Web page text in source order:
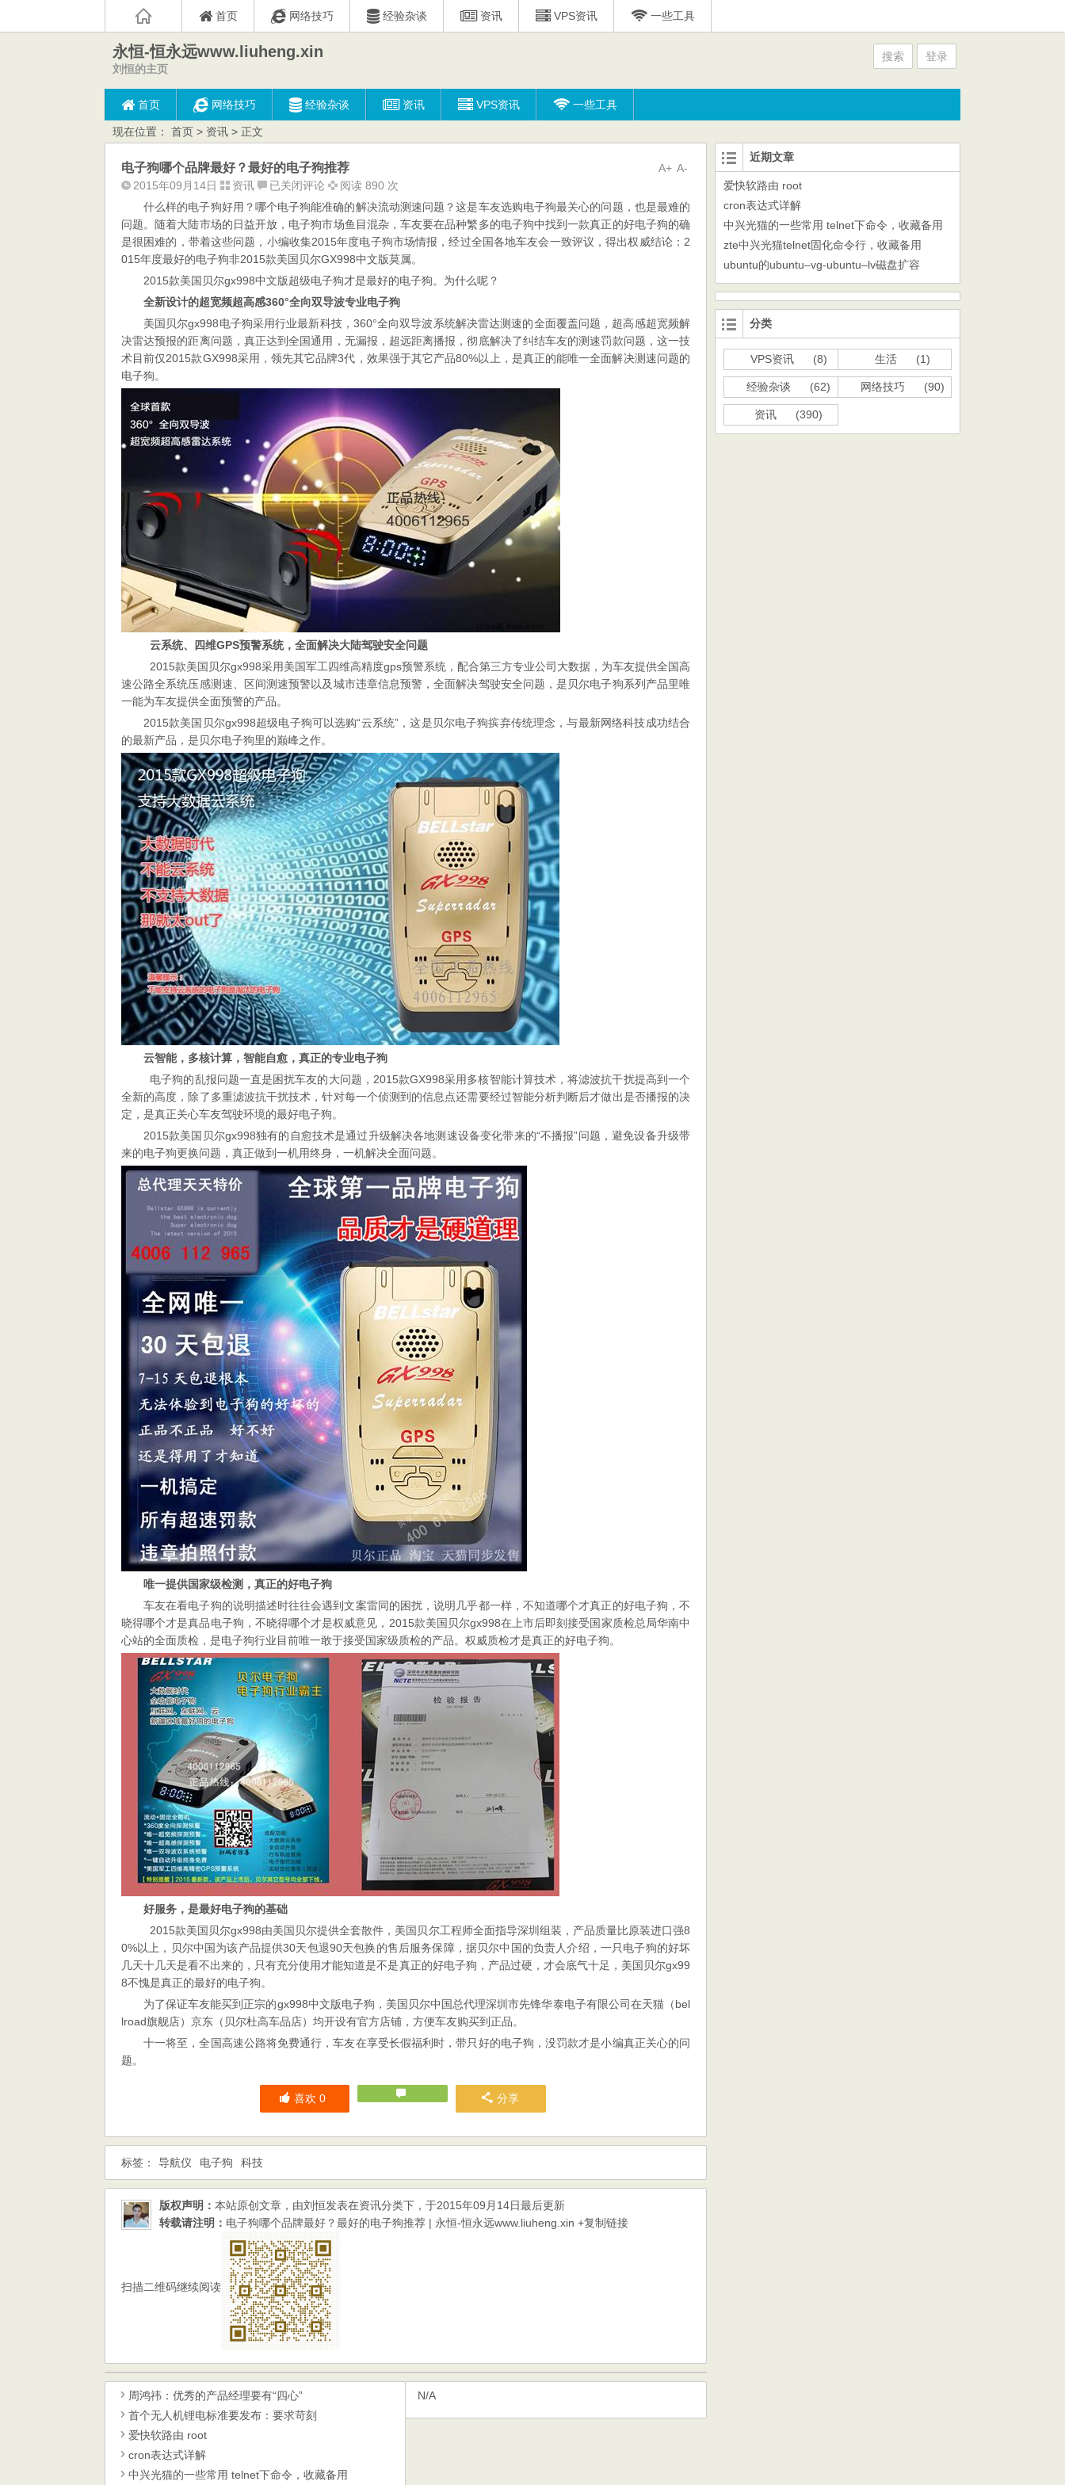
首页 网络技巧 经验杂谈 资讯 VPS资讯 一些工具
永恒-恒永远www.liuheng.xin
刘恒的主页
搜索 登录
首页 网络技巧 经验杂谈 资讯 VPS资讯 一些工具
现在位置： 首页 > 资讯 > 正文
A-
A+
电子狗哪个品牌最好？最好的电子狗推荐
2015年09月14日 资讯
电
子
狗
哪
个
牌
最
好？
最
好
狗
推
荐
已关闭评论
阅读 890 次
什么样的电子狗好用？哪个电子狗能准确的解决流动测速问题？这是车友选购电子狗最关心的问题，也是最难的
问题。随着大陆市场的日益开放，电子狗市场鱼目混杂，车友要在品种繁多的电子狗中找到一款真正的好电子狗的确
是很困难的，带着这些问题，小编收集2015年度电子狗市场情报，经过全国各地车友会一致评议，得出权威结论：2
015年度最好的电子狗非2015款美国贝尔GX998中文版莫属。
2015款美国贝尔gx998中文版超级电子狗才是最好的电子狗。为什么呢？
全新设计的超宽频超高感360°全向双导波专业电子狗
美国贝尔gx998电子狗采用行业最新科技，360°全向双导波系统解决雷达测速的全面覆盖问题，超高感超宽频解
决雷达预报的距离问题，真正达到全国通用，无漏报，超远距离播报，彻底解决了纠结车友的测速罚款问题，这一技
术目前仅2015款GX998采用，领先其它品牌3代，效果强于其它产品80%以上，是真正的能唯一全面解决测速问题的
电子狗。
云系统、四维GPS预警系统，全面解决大陆驾驶安全问题
2015款美国贝尔gx998采用美国军工四维高精度gps预警系统，配合第三方专业公司大数据，为车友提供全国高
速公路全系统压感测速、区间测速预警以及城市违章信息预警，全面解决驾驶安全问题，是贝尔电子狗系列产品里唯
一能为车友提供全面预警的产品。
2015款美国贝尔gx998超级电子狗可以选购“云系统”，这是贝尔电子狗摈弃传统理念，与最新网络科技成功结合
的最新产品，是贝尔电子狗里的巅峰之作。
云智能，多核计算，智能自愈，真正的专业电子狗
电子狗的乱报问题一直是困扰车友的大问题，2015款GX998采用多核智能计算技术，将滤波抗干扰提高到一个
全新的高度，除了多重滤波抗干扰技术，针对每一个侦测到的信息点还需要经过智能分析判断后才做出是否播报的决
定，是真正关心车友驾驶环境的最好电子狗。
2015款美国贝尔gx998独有的自愈技术是通过升级解决各地测速设备变化带来的“不播报”问题，避免设备升级带
来的电子狗更换问题，真正做到一机用终身，一机解决全面问题。
唯一提供国家级检测，真正的好电子狗
车友在看电子狗的说明描述时往往会遇到文案雷同的困扰，说明几乎都一样，不知道哪个才真正的好电子狗，不
晓得哪个才是真品电子狗，不晓得哪个才是权威意见，2015款美国贝尔gx998在上市后即刻接受国家质检总局华南中
心站的全面质检，是电子狗行业目前唯一敢于接受国家级质检的产品。权威质检才是真正的好电子狗。
好服务，是最好电子狗的基础
2015款美国贝尔gx998由美国贝尔提供全套散件，美国贝尔工程师全面指导深圳组装，产品质量比原装进口强8
0%以上，贝尔中国为该产品提供30天包退90天包换的售后服务保障，据贝尔中国的负责人介绍，一只电子狗的好坏
几天十几天是看不出来的，只有充分使用才能知道是不是真正的好电子狗，产品过硬，才会底气十足，美国贝尔gx99
8不愧是真正的最好的电子狗。
为了保证车友能买到正宗的gx998中文版电子狗，美国贝尔中国总代理深圳市先锋华泰电子有限公司在天猫（bel
lroad旗舰店）京东（贝尔杜高车品店）均开设有官方店铺，方便车友购买到正品。
十一将至，全国高速公路将免费通行，车友在享受长假福利时，带只好的电子狗，没罚款才是小编真正关心的问
题。
喜欢0 分享
标签： 导航仪 电子狗 科技
版权声明： 本站原创文章，由刘恒发表在资讯分类下，于2015年09月14日最后更新
转载请注明： 电子狗哪个品牌最好？最好的电子狗推荐 | 永恒-恒永远www.liuheng.xin +复制链接
扫描二维码继续阅读
周鸿祎：优秀的产品经理要有“四心”
首个无人机锂电标准要发布：要求苛刻
爱快软路由 root
cron表达式详解
中兴光猫的一些常用 telnet下命令，收藏备用
N/A
近期文章
爱快软路由 root
cron表达式详解
中兴光猫的一些常用 telnet下命令，收藏备用
zte中兴光猫telnet固化命令行，收藏备用
ubuntu的ubuntu–vg-ubuntu–lv磁盘扩容
分类
VPS资讯 (8) 生活 (1)
经验杂谈 (62) 网络技巧 (90)
资讯 (390)